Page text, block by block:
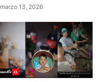
marzo 13, 2026